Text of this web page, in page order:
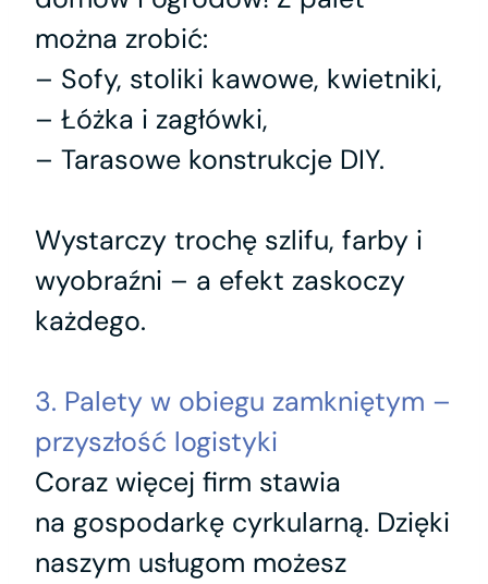
można zrobić:
– Sofy, stoliki kawowe, kwietniki,
– Łóżka i zagłówki,
– Tarasowe konstrukcje DIY.
Wystarczy trochę szlifu, farby i
wyobraźni – a efekt zaskoczy
każdego.
3. Palety w obiegu zamkniętym –
przyszłość logistyki
Coraz więcej firm stawia
na gospodarkę cyrkularną. Dzięki
naszym usługom możesz